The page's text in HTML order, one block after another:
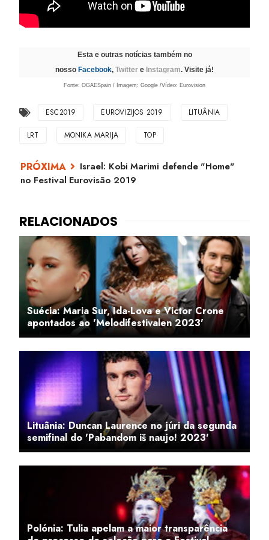
Esta e outras notícias também no
nosso Facebook, Twitter e Instagram. Visite já!
Fonte: OGAESpain / Imagem: Google /Vídeo: Eurovision
ESC2019 EUROVIZIJOS 2019 LITUÂNIA
LRT MONIKA MARIJA TOP
Israel: Kobi Marimi defende "Home"
no Festival Eurovisão 2019
Suécia: Maria Sur, Ida-Lova e Victor Crone
apontados ao 'Melodifestivalen 2023'
Lituânia: Duncan Laurence no júri da segunda
semifinal do 'Pabandom iš naujo! 2023'
Polónia: Tulia apelam a maior transparência